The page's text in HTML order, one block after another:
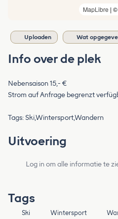
MapLibre | ©
Uploaden Wat
Info over de plek
Nebensaison 15,- €
Strom auf Anfrage begrenzt
Tags: Ski,Wintersport,Wandern
Uitvoering
Log in om alle informatie te
Tags
Ski Wintersport